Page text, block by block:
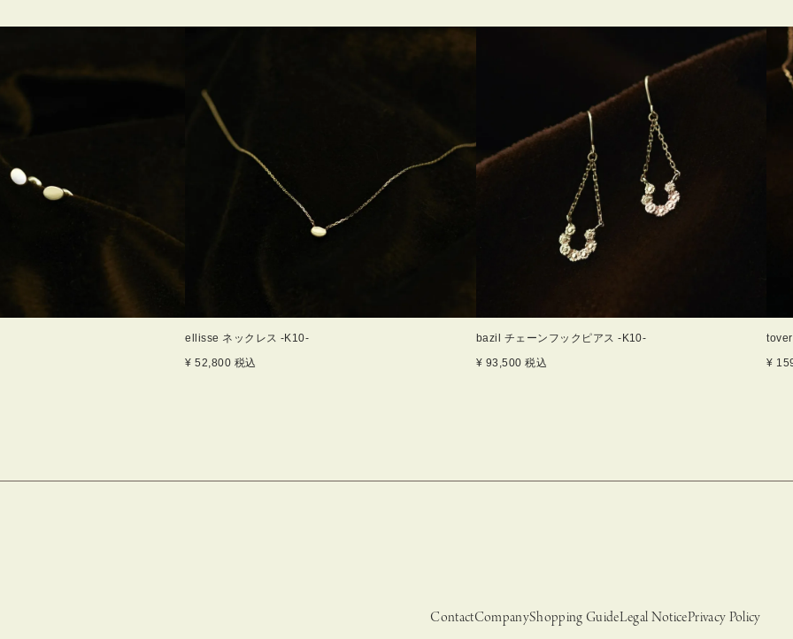
ellisse ネックレス -K10-
¥ 52,800 税込
bazil チェーンフックピアス -K10-
¥ 93,500 税込
¥
ContactCompanyShopping GuideLegal NoticePrivacy Policy